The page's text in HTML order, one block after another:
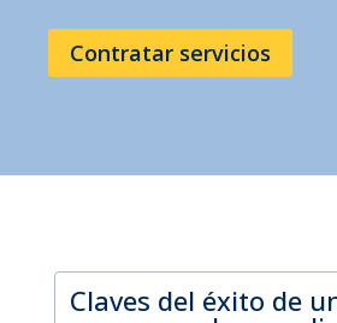
Contratar servicios
Claves del éxito de